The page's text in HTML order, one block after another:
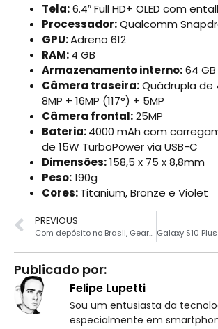
Tela:6.4″ Full HD+ OLED com
Processador:Qualcomm
GPU:Adreno 612
RAM:4 GB
Armazenamento interno:64 GB
Câmera traseira:Quádrupla de
8MP + 16MP (117°) + 5MP
Câmera frontal:25MP
Bateria:4000 mAh com
de 15W TurboPower via USB-C
Dimensões:158,5 x 75 x 8,8mm
Peso:190g
Cores:Titanium, Bronze e Violet
PREVIOUS
Com depósito no Brasil, GearBest promete entregas super rápidas
Publicado por:
Felipe Lupetti
Sou um entusiasta da
especialmente em